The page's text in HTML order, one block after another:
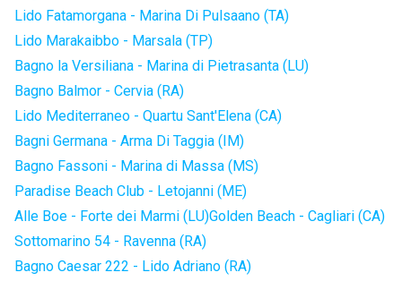
Lido Fatamorgana - Marina Di Pulsaano (TA)
Lido Marakaibbo - Marsala (TP)
Bagno la Versiliana - Marina di Pietrasanta (LU)
Bagno Balmor - Cervia (RA)
Lido Mediterraneo - Quartu Sant'Elena (CA)
Bagni Germana - Arma Di Taggia (IM)
Bagno Fassoni - Marina di Massa (MS)
Paradise Beach Club - Letojanni (ME)
Alle Boe - Forte dei Marmi (LU)Golden Beach - Cagliari (CA)
Sottomarino 54 - Ravenna (RA)
Bagno Caesar 222 - Lido Adriano (RA)